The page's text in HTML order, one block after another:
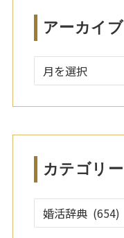
アーカイブ
ー
ブ
カテゴリー